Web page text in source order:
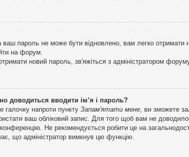
ваш пароль не може бути відновлено, вам легко отримати
на форум.
новий пароль, зв'яжіться з адміністратором
доводиться вводити ім’я і пароль?
галочку напроти пункту Запам'ятати мене, ви зможете
ваш обліковий запис. Для того щоб вам не
Не рекомендується робити це на
що адміністратор вимкнув цю функцію.